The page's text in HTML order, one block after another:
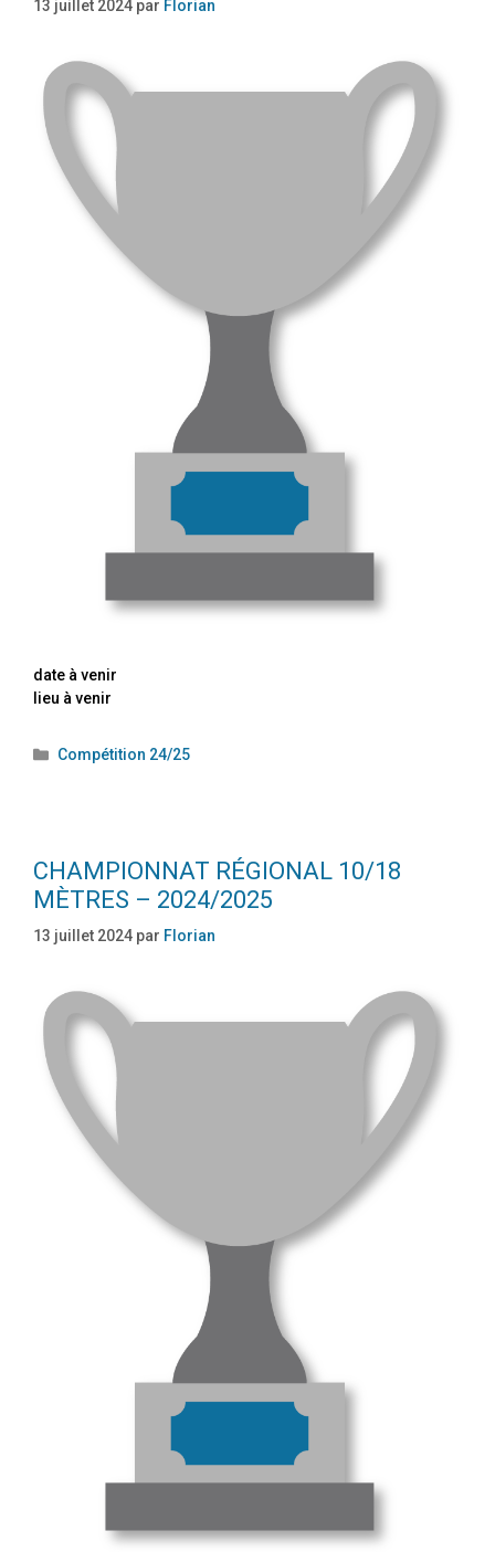
13 juillet 2024 par Florian
date à venir
lieu à venir
Compétition 24/25
CHAMPIONNAT RÉGIONAL 10/18
MÈTRES – 2024/2025
13 juillet 2024 par Florian